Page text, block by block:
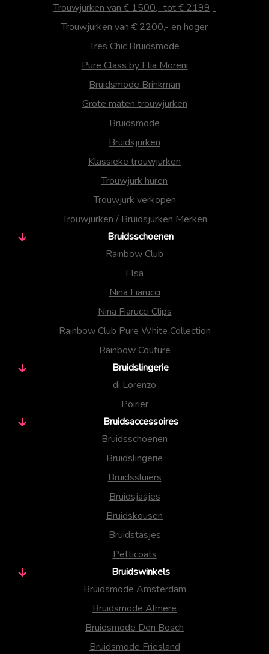
Trouwjurken van € 1500,- tot € 2199,-
Trouwjurken van € 2200,- en hoger
Tres Chic Bruidsmode
Pure Class by Elia Moreni
Bruidsmode Brinkman
Grote maten trouwjurken
Bruidsmode
Bruidsjurken
Klassieke trouwjurken
Trouwjurk huren
Trouwjurk verkopen
Trouwjurken / Bruidsjurken Merken
Bruidsschoenen
Rainbow Club
Elsa
Nina Fiarucci
Nina Fiarucci Clips
Rainbow Club Pure White Collection
Rainbow Couture
Bruidslingerie
di Lorenzo
Poirier
Bruidsaccessoires
Bruidsschoenen
Bruidslingerie
Bruidssluiers
Bruidsjasjes
Bruidskousen
Bruidstasjes
Petticoats
Bruidswinkels
Bruidsmode Amsterdam
Bruidsmode Almere
Bruidsmode Den Bosch
Bruidsmode Friesland